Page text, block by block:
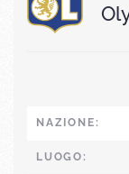
NAZIONE:
LUOGO: